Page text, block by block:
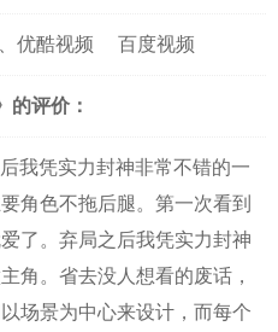
、 优酷视频 百度视频
的评价：
我凭实力封神非常不错的一
角色不拖后腿。第一次看到
了。弃局之后我凭实力封神
角。省去没人想看的废话，
场景为中心来设计，而每个